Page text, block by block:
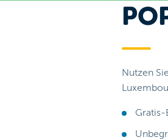
Nutzen
Gratis-